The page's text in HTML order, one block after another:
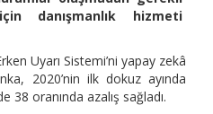
danışmanlık hizmeti
Uyarı Sistemi’ni yapay zekâ
2020’nin ilk dokuz ayında
38 oranında azalış sağladı.